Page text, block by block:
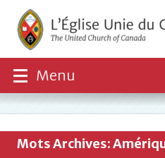
Menu
Mots Archives: